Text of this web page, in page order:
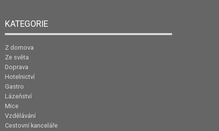
KATEGORIE
Z domova
Ze světa
Doprava
Hotelnictví
Gastro
Lázeňství
Mice
Vzdělávání
Cestovní kanceláře